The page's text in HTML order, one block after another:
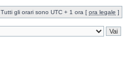
Tutti gli orari sono UTC + 1 ora [ ora legale ]